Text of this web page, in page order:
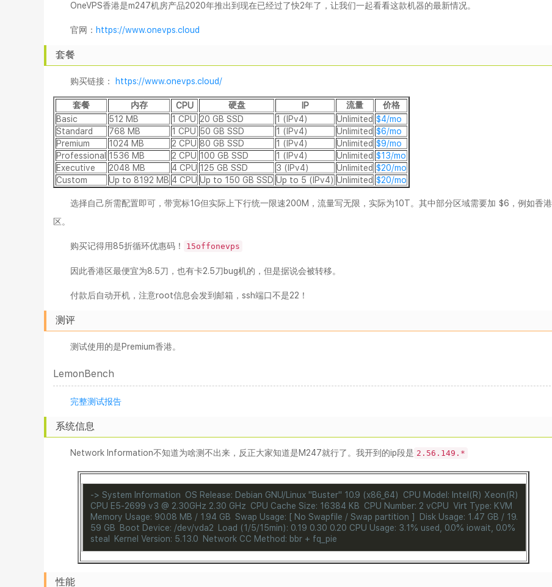
OneVPS香港是m247机房产品2020年推出到现在已经过了快2年了，让我们一起看看这款机器的最新情况。
官网： https://www.onevps.cloud
套餐
购买链接： https://www.onevps.cloud/
套餐 内存 CPU 硬盘 IP 流量
价格
Basic
512 MB 1 CPU 20 GB SSD 1 (IPv4) Unlimited $4/mo
Standard
768 MB 1 CPU 50 GB SSD 1 (IPv4) Unlimited $6/mo
Premium
1024 MB 2 CPU 80 GB SSD 1 (IPv4) Unlimited $9/mo
Professional 1536 MB 2 CPU 100 GB SSD 1 (IPv4) Unlimited $13/mo
Executive
2048 MB 4 CPU 125 GB SSD 3 (IPv4) Unlimited $20/mo
Custom
Up to 8192 MB 4 CPU Up to 150 GB SSD Up to 5 (IPv4) Unlimited $20/mo
选择自己所需配置即可，带宽标1G但实际上下行统一限速200M，流量写无限，实际为10T。其中部分区域需要加 $6，例如香港
区。
购买记得用85折循环优惠码！ 15offonevps
因此香港区最便宜为8.5刀，也有卡2.5刀bug机的，但是据说会被转移。
付款后自动开机，注意root信息会发到邮箱，ssh端口不是22！
测评
测试使用的是Premium香港。
LemonBench
完整测试报告
系统信息
Network Information不知道为啥测不出来，反正大家知道是M247就行了。我开到的ip段是 2.56.149.*
-> System Information OS Release: Debian GNU/Linux "Buster" 10.9 (x86_64)
CPU Model: Intel(R) Xeon(R)
CPU E5-2699 v3 @ 2.30GHz 2.30 GHz CPU Cache Size: 16384 KB CPU Number: 2 vCPU Virt Type: KVM
Memory Usage: 90.08 MB / 1.94 GB Swap Usage: [ No Swapfile / Swap partition ]
Disk Usage: 1.47 GB / 19.
59 GB
Boot Device: /dev/vda2 Load (1/5/15min): 0.19 0.30 0.20 CPU Usage: 3.1% used, 0.0% iowait, 0.0%
steal
Kernel Version: 5.13.0 Network CC Method: bbr + fq_pie
性能